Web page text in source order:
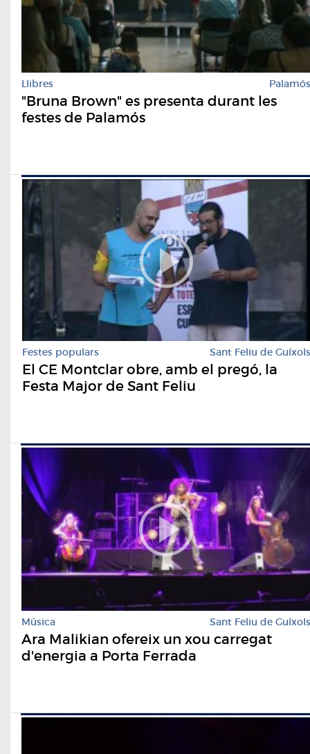
Llibres Palamós
"Bruna Brown" es presenta durant les
festes de Palamós
Festes populars Sant Feliu de Guíxols
El CE Montclar obre, amb el pregó, la
Festa Major de Sant Feliu
Música Sant Feliu de Guíxols
Ara Malikian ofereix un xou carregat
d'energia a Porta Ferrada